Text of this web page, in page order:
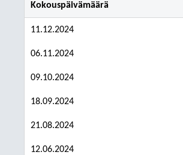
Kokouspäivämäärä
11.12.2024
06.11.2024
09.10.2024
18.09.2024
21.08.2024
12.06.2024